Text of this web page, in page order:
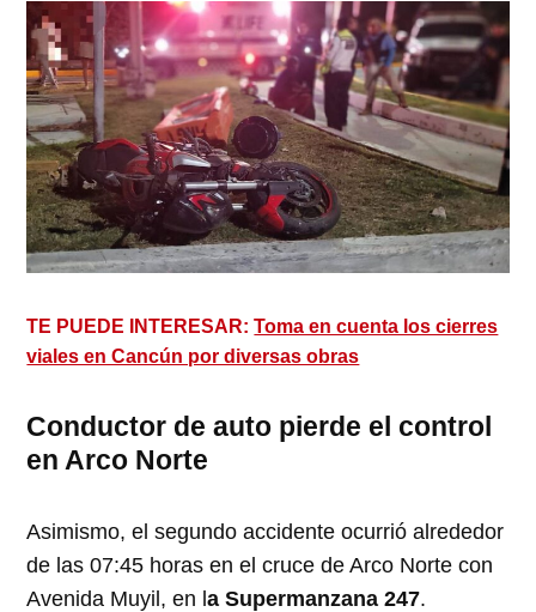
TE PUEDE INTERESAR:Toma en cuenta los cierres
viales en Cancún por diversas obras
Conductor de auto pierde el control
en Arco Norte
Asimismo, el segundo accidente ocurrió alrededor
de las 07:45 horas en el cruce de Arco Norte con
Avenida Muyil, en la Supermanzana 247.